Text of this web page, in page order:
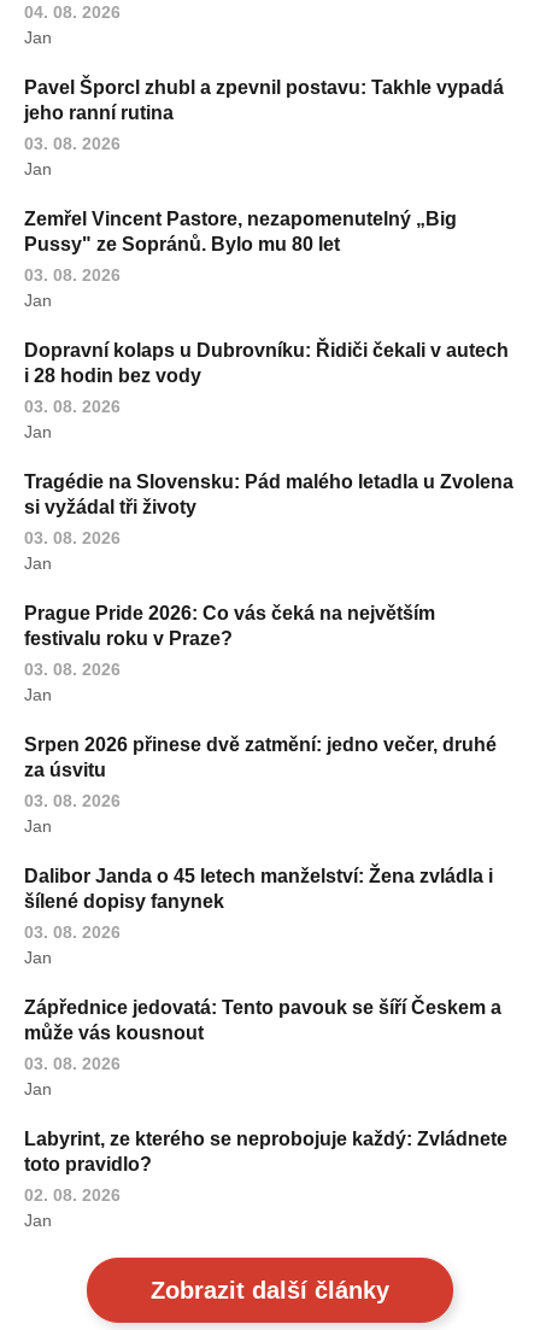
04. 08. 2026
Jan
Pavel Šporcl zhubl a zpevnil postavu: Takhle vypadá
jeho ranní rutina
03. 08. 2026
Jan
Zemřel Vincent Pastore, nezapomenutelný „Big
Pussy" ze Sopránů. Bylo mu 80 let
03. 08. 2026
Jan
Dopravní kolaps u Dubrovníku: Řidiči čekali v autech
i 28 hodin bez vody
03. 08. 2026
Jan
Tragédie na Slovensku: Pád malého letadla u Zvolena
si vyžádal tři životy
03. 08. 2026
Jan
Prague Pride 2026: Co vás čeká na největším
festivalu roku v Praze?
03. 08. 2026
Jan
Srpen 2026 přinese dvě zatmění: jedno večer, druhé
za úsvitu
03. 08. 2026
Jan
Dalibor Janda o 45 letech manželství: Žena zvládla i
šílené dopisy fanynek
03. 08. 2026
Jan
Zápřednice jedovatá: Tento pavouk se šíří Českem a
může vás kousnout
03. 08. 2026
Jan
Labyrint, ze kterého se neprobojuje každý: Zvládnete
toto pravidlo?
02. 08. 2026
Jan
Zobrazit další články